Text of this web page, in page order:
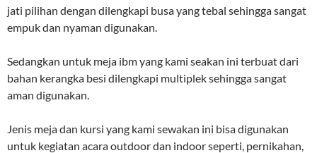
jati pilihan dengan dilengkapi busa yang tebal sehingga sangat
empuk dan nyaman digunakan.
Sedangkan untuk meja ibm yang kami seakan ini terbuat dari
bahan kerangka besi dilengkapi multiplek sehingga sangat
aman digunakan.
Jenis meja dan kursi yang kami sewakan ini bisa digunakan
untuk kegiatan acara outdoor dan indoor seperti, pernikahan,